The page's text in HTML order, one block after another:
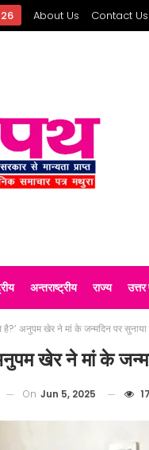
About Us Contact Us
अन्तराष्ट्रीय राज्य
अनुपम खेर ने मां के जन्मदिन पर सुनाया
खेर ने मां के
On Jun 5, 2025 17